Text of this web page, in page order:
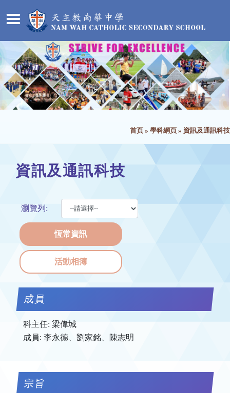
首頁 » 學科網頁 » 資訊及通訊科技
資訊及通訊科技
瀏覽列:
恆常資訊
活動相簿
成員
科主任: 梁偉城
成員: 李永德、劉家銘、陳志明
宗旨